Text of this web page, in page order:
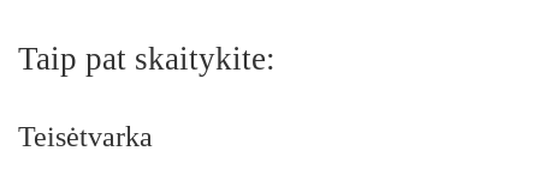
Taip pat skaitykite:
Teisėtvarka